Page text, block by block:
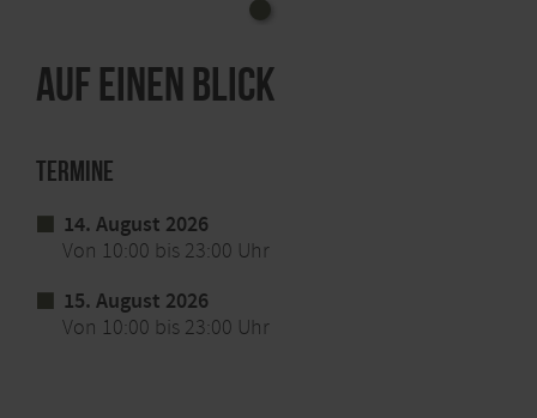
Auf einen Blick
Termine
14. August 2026
Von 10:00 bis 23:00 Uhr
15. August 2026
Von 10:00 bis 23:00 Uhr